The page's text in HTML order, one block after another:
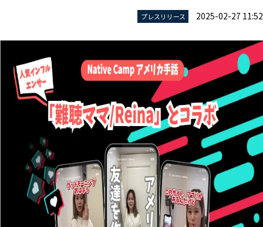
プレスリリース 2025-02-27 11:52